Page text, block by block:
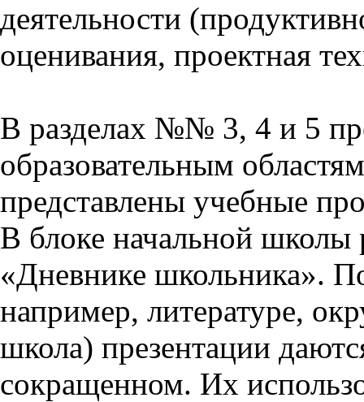
деятельности
оценивания, проектная
В разделах №№ 3, 4 и 5
образовательным
представлены учебные
В блоке начальной школы
«Дневнике школьника».
например, литературе,
школа) презентации
сокращенном. Их